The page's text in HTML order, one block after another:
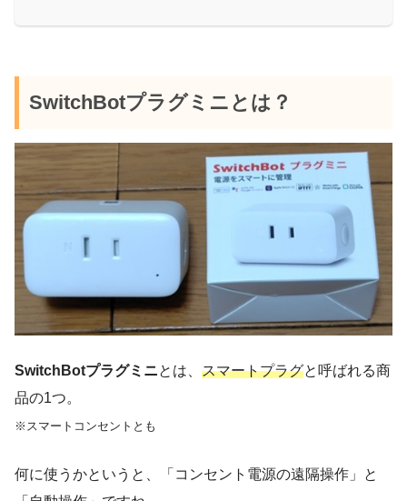
SwitchBotプラグミニとは？
SwitchBotプラグミニとは、 スマートプラグと呼ばれる商
品の1つ。
※スマートコンセントとも
何に使うかというと、「コンセント電源の遠隔操作」と